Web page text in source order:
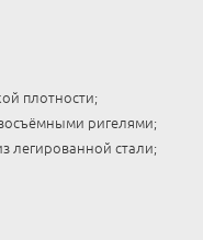
плотности;
ригелями;
легированной стали;